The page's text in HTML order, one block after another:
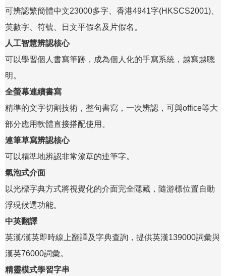
可辨認繁簡體中文23000多字、香港4941字(HKSCS2001)、
英數字、符號、日文平假名及片假名。
人工智慧辨認核心
可以學習個人書寫筆跡，成為個人化的手寫系統，越寫越聰
明。
全螢幕連續書寫
精準的文字切割技術，整句書寫，一次辨認，可與office等大
部分應用軟體直接搭配使用。
連筆草寫辨認核心
可以精準地辨認非常潦草的連筆字。
氣泡式介面
以光標字典方式將視覺化的介面完全隱藏，隨游標位置自動
浮現候選功能。
中英翻譯
英漢/漢英即時線上翻譯及字典查詢，提供英漢139000詞彙與
漢英76000詞彙。
精靈模式學習字串